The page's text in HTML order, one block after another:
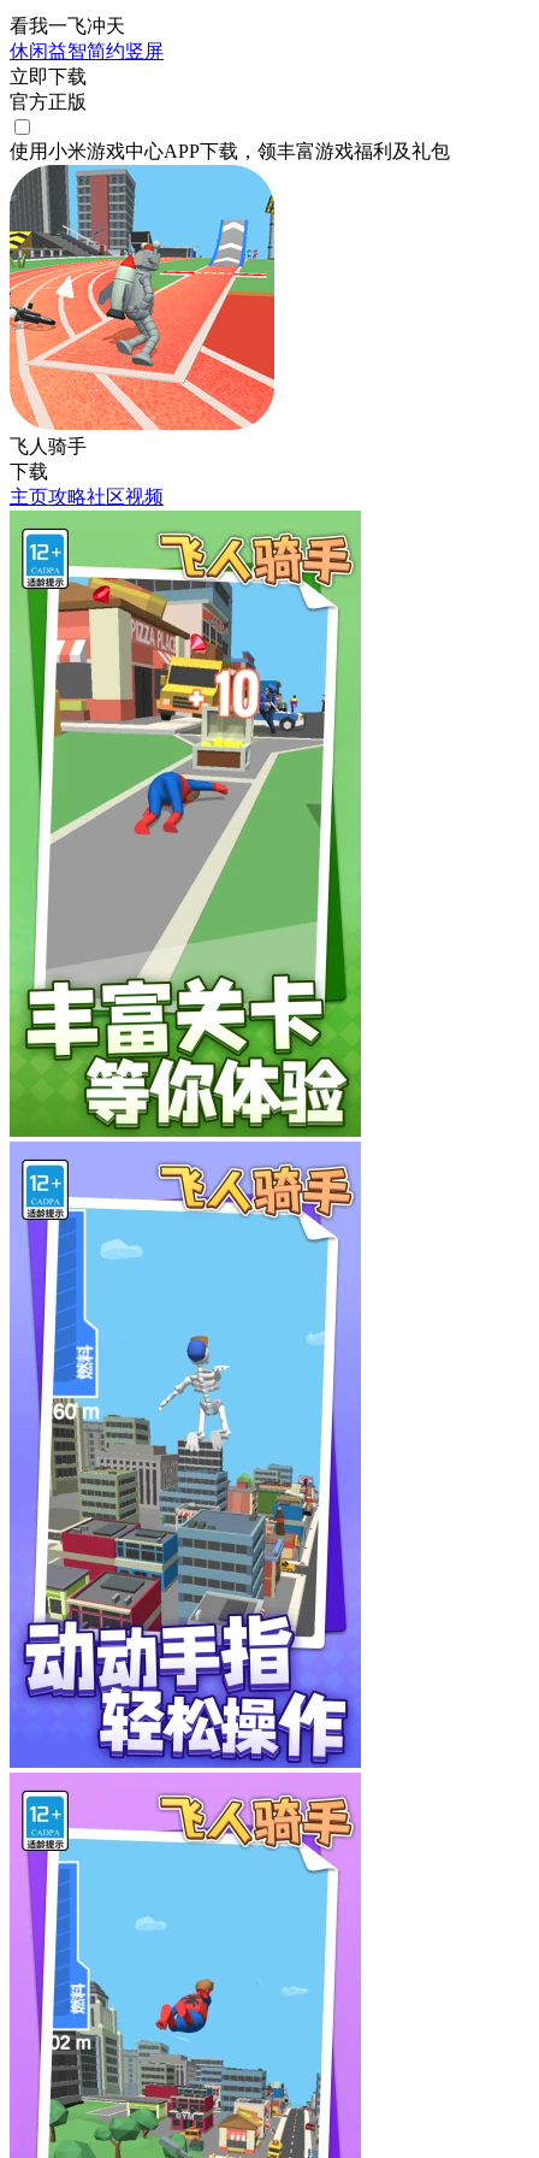
看我一飞冲天
休闲益智简约竖屏
立即下载
官方正版
使用小米游戏中心APP下载 ，领丰富游戏福利 及礼包
飞人骑手
下载
主页攻略社区视频